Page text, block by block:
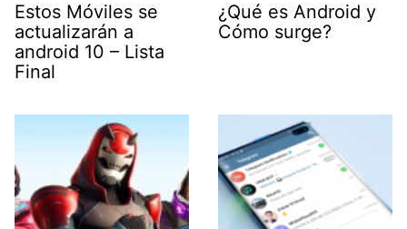
Estos Móviles se
actualizarán a
android 10 – Lista
Final
¿Qué es Android y
Cómo surge?